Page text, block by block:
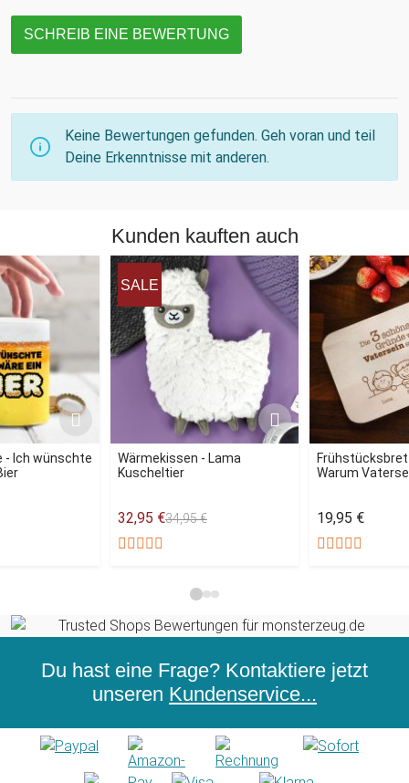
SCHREIB EINE BEWERTUNG
Keine Bewertungen gefunden. Geh voran und teil
Deine Erkenntnisse mit anderen.
Kunden kauften auch
- Ich wünschte
SALE
Wärmekissen - Lama
Kuscheltier
32,95 €34,95 €
Warum
19,95 €
Du hast eine Frage? Kontaktiere jetzt
unseren Kundenservice...